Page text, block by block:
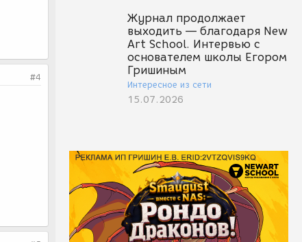
Журнал продолжает
выходить — благодаря New
Art School. Интервью с
основателем школы Егором
Гришиным
Интересное из сети
15.07.2026
#4